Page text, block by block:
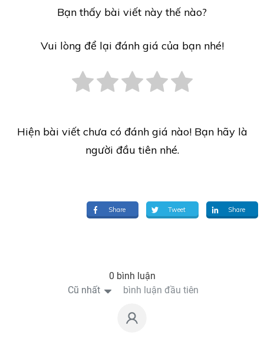
Bạn thấy bài viết này thế nào?
Vui lòng để lại đánh giá của bạn nhé!
Hiện bài viết chưa có đánh giá nào! Bạn hãy là
người đầu tiên nhé.
Share Tweet Share
0 bình luận
Cũ nhất
bình luận đầu tiên